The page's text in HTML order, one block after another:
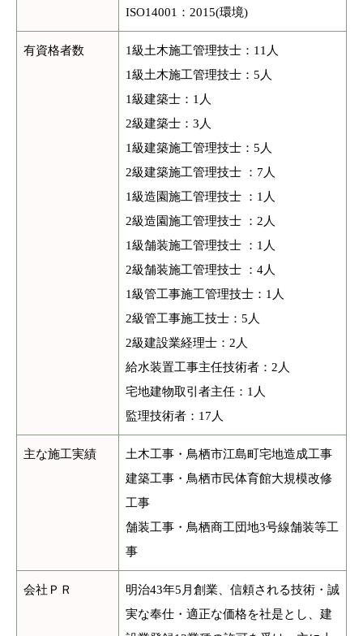
ISO14001：2015(環境)
有資格者数
1級土木施工管理技士：11人
1級土木施工管理技士：5人
1級建築士：1人
2級建築士：3人
1級建築施工管理技士：5人
2級建築施工管理技士 ：7人
1級造園施工管理技士 ：1人
2級造園施工管理技士 ：2人
1級舗装施工管理技士 ：1人
2級舗装施工管理技士 ：4人
1級管工事施工管理技士：1人
2級管工事施工技士：5人
2級建設業経理士：2人
給水装置工事主任技術者：2人
宅地建物取引者主任：1人
監理技術者：17人
主な施工実績
土木工事・鳥栖市江島町宅地造成工事
建築工事・鳥栖市民体育館大規模改修
工事
舗装工事・鳥栖商工団地3号線舗装等工
事
会社ＰＲ
明治43年5月創業、信頼される技術・誠
実な奉仕・適正な価格を社是とし、建